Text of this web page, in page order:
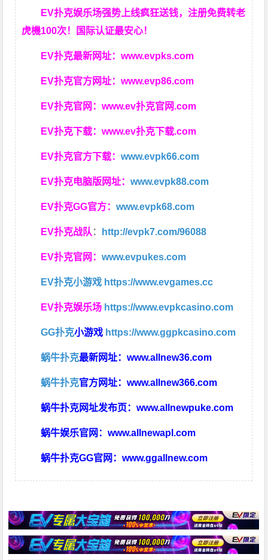
EV扑克娱乐场强势上线疯狂送钱，注册免费转老
虎機100次！国际认证最安心！
EV扑克最新网址：www.evpks.com
EV扑克官方网址：www.evp86.com
EV扑克官网：www.ev扑克官网.com
EV扑克下载：www.ev扑克下载.com
EV扑克官方下载：www.evpk66.com
EV扑克电脑版网址：www.evpk88.com
EV扑克GG官方：www.evpk68.com
EV扑克战队 ： http://evpk7.com/96088
EV扑克官网：www.evpukes.com
EV扑克小游戏 https://www.evgames.cc
EV扑克娱乐场 https://www.evpkcasino.com
GG扑克小游戏 https://www.ggpkcasino.com
蜗牛扑克最新网址：www.allnew36.com
蜗牛扑克官方网址：www.allnew366.com
蜗牛扑克网址发布页：www.allnewpuke.com
蜗牛娱乐官网：www.allnewapl.com
蜗牛扑克GG官网：www.ggallnew.com